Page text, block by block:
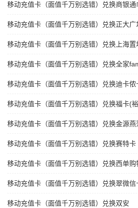
移动充值卡（面值千万别选错）兑换商银通
移动充值卡（面值千万别选错）兑换正大广
移动充值卡（面值千万别选错）兑换上海
移动充值卡（面值千万别选错）兑换全家
移动充值卡（面值千万别选错）兑换迪卡侬
移动充值卡（面值千万别选错）兑换福卡(
移动充值卡（面值千万别选错）兑换金源燕
移动充值卡（面值千万别选错）兑换赛特卡
移动充值卡（面值千万别选错）兑换西单购
移动充值卡（面值千万别选错）兑换翠微信
移动充值卡（面值千万别选错）兑换双安